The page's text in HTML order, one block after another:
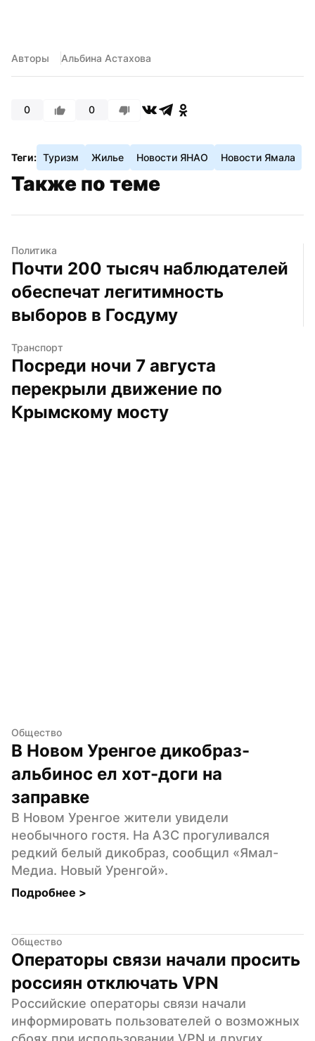
Авторы Альбина Астахова
0 0
Теги: Туризм Жилье Новости ЯНАО Новости Ямала
Также по теме
Политика
Почти 200 тысяч наблюдателей
обеспечат легитимность
выборов в Госдуму
Транспорт
Посреди ночи 7 августа
перекрыли движение по
Крымскому мосту
Общество
В Новом Уренгое дикобраз-
альбинос ел хот-доги на
заправке
В Новом Уренгое жители увидели
необычного гостя. На АЗС прогуливался
редкий белый дикобраз, сообщил «Ямал-
Медиа. Новый Уренгой».
Подробнее >
Общество
Операторы связи начали просить
россиян отключать VPN
Российские операторы связи начали
информировать пользователей о возможных